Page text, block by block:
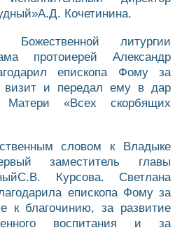
Кочетинина.
Божественной литургии
протоиерей Александр
епископа Фому за
визит и передал ему в дар
«Всех скорбящих
словом к Владыке
заместитель главы
Курсова. Светлана
епископа Фому за
к благочинию, за развитие
воспитания и за